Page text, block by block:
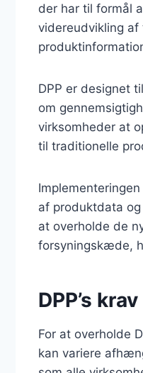
der har til formål
videreudvikling
DPP er designet
om
virksomheder at
til traditionelle
af produktdata
at overholde de
forsyningskæde,
DPP’s
For at overholde
kan variere